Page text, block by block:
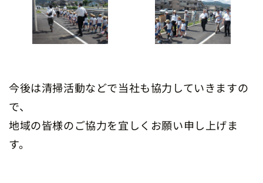
今後は清掃活動などで当社も協力していきますの
で、
地域の皆様のご協力を宜しくお願い申し上げま
す。